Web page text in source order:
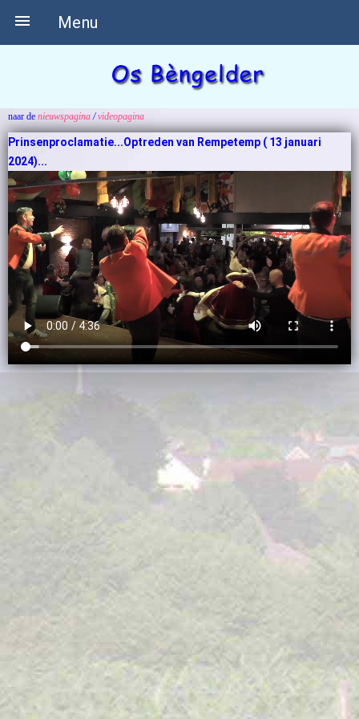
Menu

naar de nieuwspagina/videopagina
Prinsenproclamatie...Optreden van Rempetemp ( 13 januari
2024)...